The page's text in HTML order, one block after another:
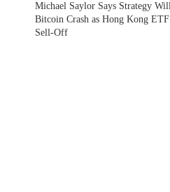
Michael Saylor Says Strategy
Bitcoin Crash as Hong Kong
Sell-Off